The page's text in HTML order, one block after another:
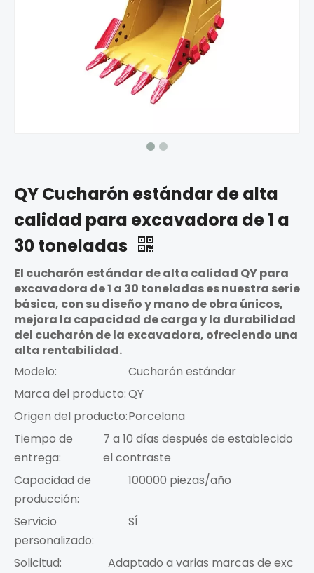
QY Cucharón estándar de alta
calidad para excavadora de 1 a
30 toneladas
El cucharón estándar de alta calidad QY para
excavadora de 1 a 30 toneladas es nuestra serie
básica, con su diseño y mano de obra únicos,
mejora la capacidad de carga y la durabilidad
del cucharón de la excavadora, ofreciendo una
alta rentabilidad.
Modelo:
Cucharón estándar
Marca del producto:QY
Origen del producto:Porcelana
Tiempo de
entrega:
7 a 10 días después de establecido
el contraste
Capacidad de
producción:
100000 piezas/año
Servicio
personalizado:
SÍ
Solicitud:
Adaptado a varias marcas de exc